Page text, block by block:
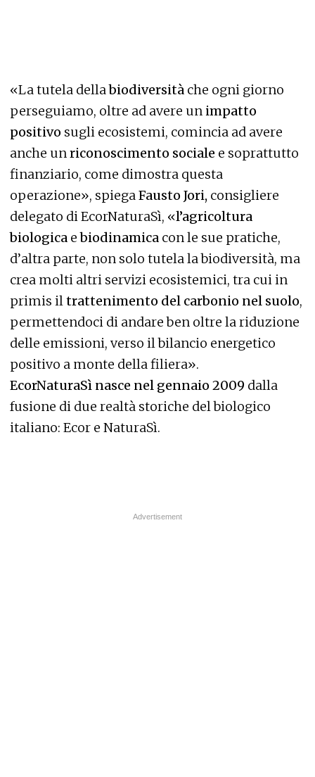
«La tutela dellabiodiversità che ogni giorno
perseguiamo, oltre ad avere un impatto
positivo sugli ecosistemi, comincia ad avere
anche un riconoscimento sociale e soprattutto
finanziario, come dimostra questa
operazione», spiega Fausto Jori, consigliere
delegato di EcorNaturaSì, «l’agricoltura
biologica ebiodinamica con le sue pratiche,
d’altra parte, non solo tutela la biodiversità, ma
crea molti altri servizi ecosistemici, tra cui in
primis il trattenimento del carbonio nel suolo,
permettendoci di andare ben oltre la riduzione
delle emissioni, verso il bilancio energetico
positivo a monte della filiera».
EcorNaturaSì nasce nel gennaio 2009 dalla
fusione di due realtà storiche del biologico
italiano: Ecor e NaturaSì.